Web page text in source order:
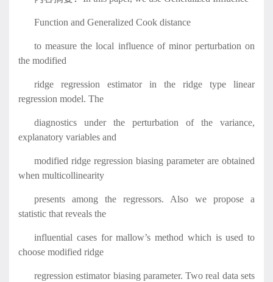
Function and Generalized Cook distance
to measure the local influence of minor perturbation on
the modified
ridge regression estimator in the ridge type linear
regression model. The
diagnostics under the perturbation of the variance,
explanatory variables and
modified ridge regression biasing parameter are obtained
when multicollinearity
presents among the regressors. Also we propose a
statistic that reveals the
influential cases for mallow’s method which is used to
choose modified ridge
regression estimator biasing parameter. Two real data sets